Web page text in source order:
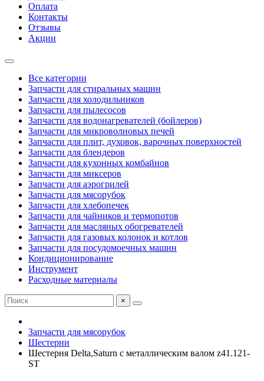
Оплата
Контакты
Отзывы
Акции
Все категории
Запчасти для стиральных машин
Запчасти для холодильников
Запчасти для пылесосов
Запчасти для водонагревателей (бойлеров)
Запчасти для микроволновых печей
Запчасти для плит, духовок, варочных поверхностей
Запчасти для блендеров
Запчасти для кухонных комбайнов
Запчасти для миксеров
Запчасти для аэрогрилей
Запчасти для мясорубок
Запчасти для хлебопечек
Запчасти для чайников и термопотов
Запчасти для масляных обогревателей
Запчасти для газовых колонок и котлов
Запчасти для посудомоечных машин
Кондиционирование
Инструмент
Расходные материалы
×
Запчасти для мясорубок
Шестерни
Шестерня Delta,Saturn с металлическим валом z41.121-
ST